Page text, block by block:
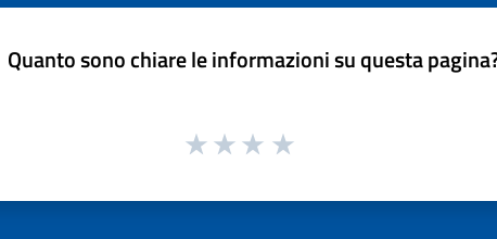
Quanto sono chiare le informazioni su questa